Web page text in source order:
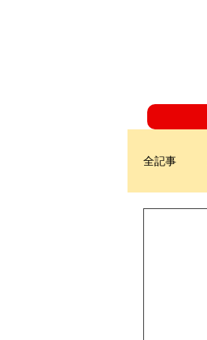
全記事